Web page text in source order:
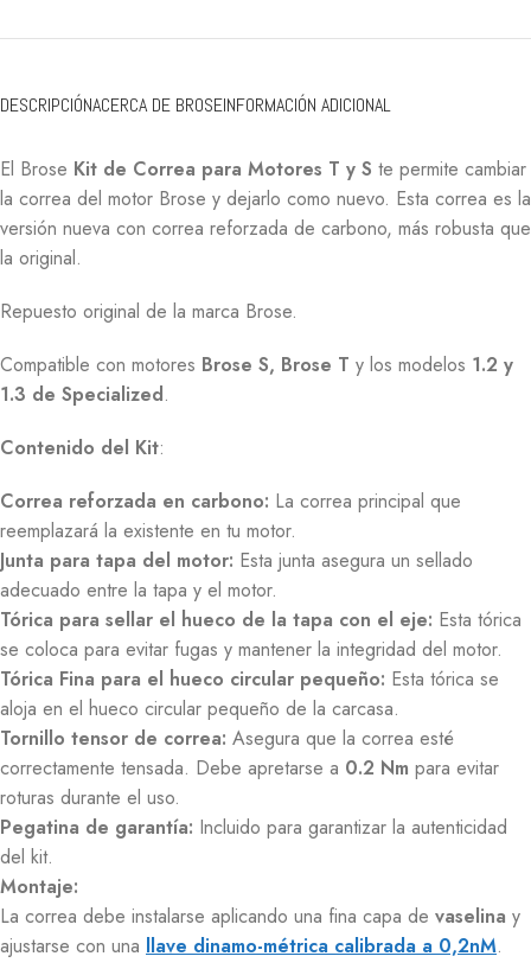
DESCRIPCIÓNACERCA DE BROSEINFORMACIÓN ADICIONAL
El Brose Kit de Correa para Motores T y S te permite cambiar
la correa del motor Brose y dejarlo como nuevo. Esta correa es la
versión nueva con correa reforzada de carbono, más robusta que
la original.
Repuesto original de la marca Brose.
Compatible con motores Brose S, Brose T y los modelos 1.2 y
1.3 de Specialized.
Contenido del Kit:
Correa reforzada en carbono: La correa principal que
reemplazará la existente en tu motor.
Junta para tapa del motor: Esta junta asegura un sellado
adecuado entre la tapa y el motor.
Tórica para sellar el hueco de la tapa con el eje: Esta tórica
se coloca para evitar fugas y mantener la integridad del motor.
Tórica Fina para el hueco circular pequeño: Esta tórica se
aloja en el hueco circular pequeño de la carcasa.
Tornillo tensor de correa: Asegura que la correa esté
correctamente tensada. Debe apretarse a 0.2 Nm para evitar
roturas durante el uso.
Pegatina de garantía: Incluido para garantizar la autenticidad
del kit.
Montaje:
La correa debe instalarse aplicando una fina capa de vaselina y
ajustarse con una llave dinamo-métrica calibrada a 0,2nM.